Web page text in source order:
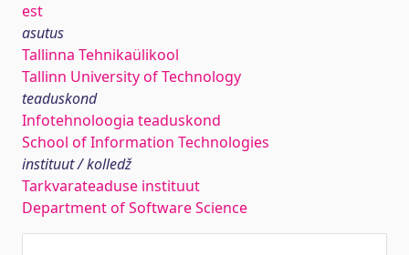
est
asutus
Tallinna Tehnikaülikool
Tallinn University of Technology
teaduskond
Infotehnoloogia teaduskond
School of Information Technologies
instituut / kolledž
Tarkvarateaduse instituut
Department of Software Science